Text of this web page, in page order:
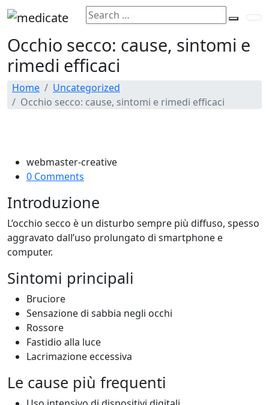
Search
for:
Occhio secco: cause, sintomi e
rimedi efficaci
Home
Uncategorized
Occhio secco: cause, sintomi e rimedi efficaci
webmaster-creative
0 Comments
Introduzione
L’occhio secco è un disturbo sempre più diffuso, spesso
aggravato dall’uso prolungato di smartphone e
computer.
Sintomi principali
Bruciore
Sensazione di sabbia negli occhi
Rossore
Fastidio alla luce
Lacrimazione eccessiva
Le cause più frequenti